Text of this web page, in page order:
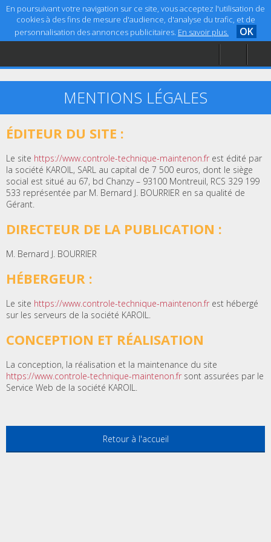
En poursuivant votre navigation sur ce site, vous acceptez l'utilisation de
cookies à des fins de mesure d'audience, d'analyse du trafic, et de
personnalisation des annonces publicitaires. En savoir plus. OK
Accueil
Aide
MENTIONS LÉGALES
ÉDITEUR DU SITE :
Le site https://www.controle-technique-maintenon.fr est édité par
la société KAROIL, SARL au capital de 7 500 euros, dont le siège
social est situé au 67, bd Chanzy – 93100 Montreuil, RCS 329 199
533 représentée par M. Bernard J. BOURRIER en sa qualité de
Gérant.
DIRECTEUR DE LA PUBLICATION :
M. Bernard J. BOURRIER
HÉBERGEUR :
Le site https://www.controle-technique-maintenon.fr est hébergé
sur les serveurs de la société KAROIL.
CONCEPTION ET RÉALISATION
La conception, la réalisation et la maintenance du site
https://www.controle-technique-maintenon.fr sont assurées par le
Service Web de la société KAROIL.
Retour à l'accueil